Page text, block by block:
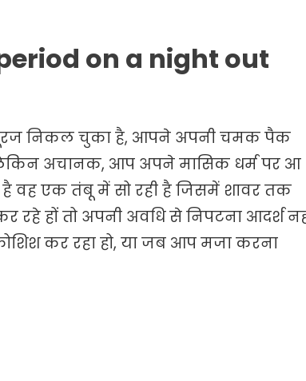
on a night out
निकल चुका है, आपने अपनी चमक पैक
अचानक, आप अपने मासिक धर्म पर आ
वह एक तंबू में सो रही है जिसमें शावर तक
रहे हों तो अपनी अवधि से निपटना आदर्श
कर रहा हो, या जब आप मजा करना